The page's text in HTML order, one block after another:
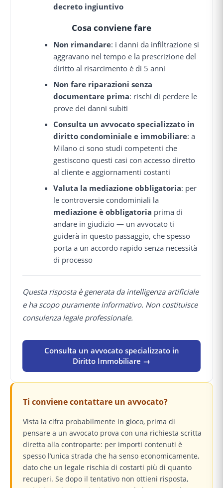
decreto ingiuntivo
Cosa conviene fare
Non rimandare: i danni da infiltrazione si
aggravano nel tempo e la prescrizione del
diritto al risarcimento è di 5 anni
Non fare riparazioni senza
documentare prima: rischi di perdere le
prove dei danni subiti
Consulta un avvocato specializzato in
diritto condominiale e immobiliare: a
Milano ci sono studi competenti che
gestiscono questi casi con accesso diretto
al cliente e aggiornamenti costanti
Valuta la mediazione obbligatoria: per
le controversie condominiali la
mediazione è obbligatoria prima di
andare in giudizio — un avvocato ti
guiderà in questo passaggio, che spesso
porta a un accordo rapido senza necessità
di processo
Questa risposta è generata da intelligenza artificiale
e ha scopo puramente informativo. Non costituisce
consulenza legale professionale.
Consulta un avvocato specializzato in
Diritto Immobiliare →
Ti conviene contattare un avvocato?
Vista la cifra probabilmente in gioco, prima di
pensare a un avvocato prova con una richiesta scritta
diretta alla controparte: per importi contenuti è
spesso l’unica strada che ha senso economicamente,
dato che un legale rischia di costarti più di quanto
recuperi. Se dopo il tentativo non ottieni risposta,